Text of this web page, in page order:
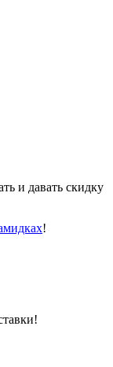
и давать скидку
!